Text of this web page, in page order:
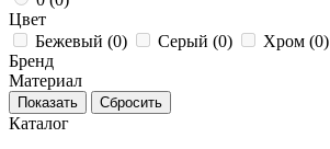
Цвет
Бежевый (0) Серый (0) Хром (0)
Бренд
Материал
Каталог